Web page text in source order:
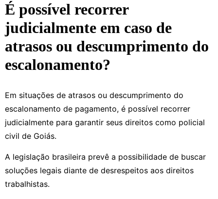
É possível recorrer
judicialmente em caso de
atrasos ou descumprimento do
escalonamento?
Em situações de atrasos ou descumprimento do
escalonamento de pagamento, é possível recorrer
judicialmente para garantir seus direitos como policial
civil de Goiás.
A legislação brasileira prevê a possibilidade de buscar
soluções legais diante de desrespeitos aos direitos
trabalhistas.